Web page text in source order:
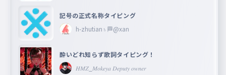
記号の正式名称タイピング
h-zhutian♄🏁@xan
酔いどれ知らず歌詞タイピング！
𝐻𝑀𝑍_𝑀𝑜𝑘𝑒𝑦𝑎 𝐷𝑒𝑝𝑢𝑡𝑦 𝑜𝑤𝑛𝑒𝑟